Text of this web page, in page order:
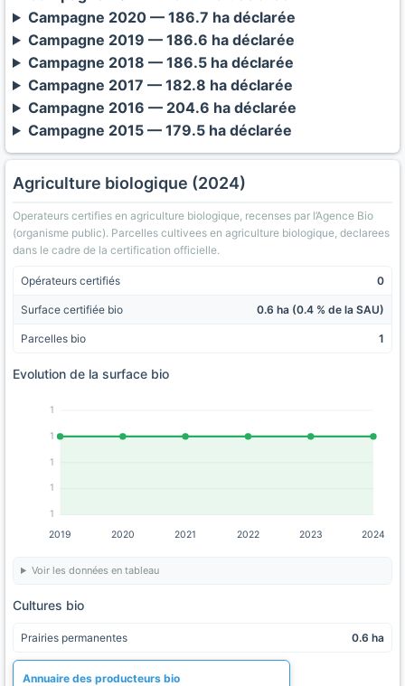
Campagne 2020 — 186.7 ha déclarée
Campagne 2019 — 186.6 ha déclarée
Campagne 2018 — 186.5 ha déclarée
Campagne 2017 — 182.8 ha déclarée
Campagne 2016 — 204.6 ha déclarée
Campagne 2015 — 179.5 ha déclarée
Agriculture biologique (2024)
Operateurs certifies en agriculture biologique, recenses par l’Agence Bio
(organisme public). Parcelles cultivees en agriculture biologique, declarees
dans le cadre de la certification officielle.
Opérateurs certifiés 0
Surface certifiée bio 0.6 ha (0.4 % de la SAU)
Parcelles bio 1
Evolution de la surface bio
1
1
1
1
1
2019 2020 2021 2022 2023 2024
Voir les données en tableau
Cultures bio
Prairies permanentes 0.6 ha
Annuaire des producteurs bio